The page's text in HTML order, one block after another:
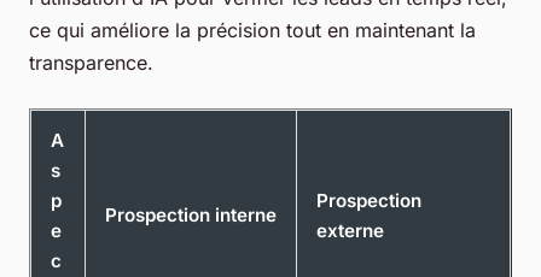
ce qui améliore la précision tout en maintenant la
transparence.
A
s
p
e
c
Prospection interne
Prospection
externe